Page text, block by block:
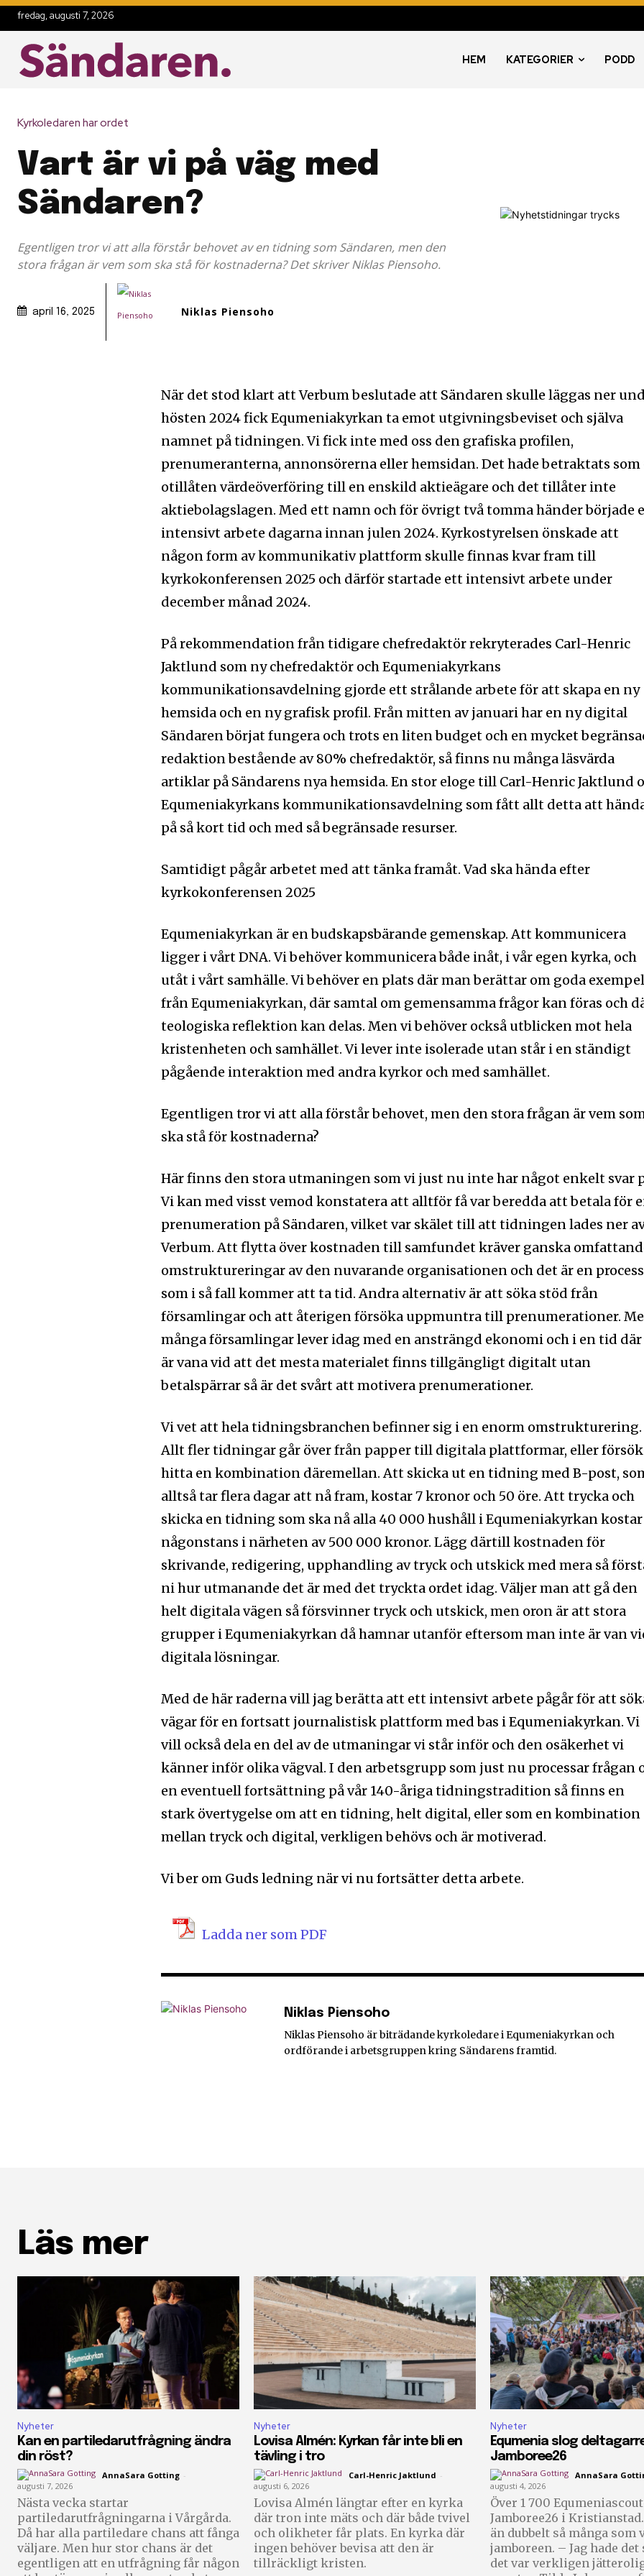
Följ Sändarens nyhetsbrev
och bli uppdaterad på det
senaste
För att prenumerera: Ange din e-postadress och klicka på
prenumerationsknappen. Oroa dig inte, vi respekterar din integritet
och kommer inte att skicka skräppost till din inkorg.
Jag
Ladda ner som PDF
fredag, augusti 7, 2026
HEM KATEGORIER PODD
Kyrkoledaren har ordet
Vart är vi på väg med
Sändaren?
Egentligen tror vi att alla förstår behovet av en tidning som Sändaren, men den
stora frågan är vem som ska stå för kostnaderna? Det skriver Niklas Piensoho.
april 16, 2025 Niklas Piensoho
När det stod klart att Verbum beslutade att Sändaren skulle läggas ner
hösten 2024 fick Equmeniakyrkan ta emot utgivningsbeviset och själva
namnet på tidningen. Vi fick inte med oss den grafiska profilen,
prenumeranterna, annonsörerna eller hemsidan. Det hade betraktats som
otillåten värdeöverföring till en enskild aktieägare och det tillåter inte
aktiebolagslagen. Med ett namn och för övrigt två tomma händer började
intensivt arbete dagarna innan julen 2024. Kyrkostyrelsen önskade att
någon form av kommunikativ plattform skulle finnas kvar fram till
kyrkokonferensen 2025 och därför startade ett intensivt arbete under
december månad 2024.
På rekommendation från tidigare chefredaktör rekryterades Carl-Henric
Jaktlund som ny chefredaktör och Equmeniakyrkans
kommunikationsavdelning gjorde ett strålande arbete för att skapa en ny
hemsida och en ny grafisk profil. Från mitten av januari har en ny digital
Sändaren börjat fungera och trots en liten budget och en mycket
redaktion bestående av 80% chefredaktör, så finns nu många läsvärda
artiklar på Sändarens nya hemsida. En stor eloge till Carl-Henric Jaktlund
Equmeniakyrkans kommunikationsavdelning som fått allt detta att
på så kort tid och med så begränsade resurser.
Samtidigt pågår arbetet med att tänka framåt. Vad ska hända efter
kyrkokonferensen 2025
Equmeniakyrkan är en budskapsbärande gemenskap. Att kommunicera
ligger i vårt DNA. Vi behöver kommunicera både inåt, i vår egen kyrka, och
utåt i vårt samhälle. Vi behöver en plats där man berättar om goda exempel
från Equmeniakyrkan, där samtal om gemensamma frågor kan föras och
teologiska reflektion kan delas. Men vi behöver också utblicken mot hela
kristenheten och samhället. Vi lever inte isolerade utan står i en ständigt
pågående interaktion med andra kyrkor och med samhället.
Egentligen tror vi att alla förstår behovet, men den stora frågan är vem
ska stå för kostnaderna?
Här finns den stora utmaningen som vi just nu inte har något enkelt svar
Vi kan med visst vemod konstatera att alltför få var beredda att betala för
prenumeration på Sändaren, vilket var skälet till att tidningen lades ner
Verbum. Att flytta över kostnaden till samfundet kräver ganska
omstruktureringar av den nuvarande organisationen och det är en process
som i så fall kommer att ta tid. Andra alternativ är att söka stöd från
församlingar och att återigen försöka uppmuntra till prenumerationer.
många församlingar lever idag med en ansträngd ekonomi och i en tid
är vana vid att det mesta materialet finns tillgängligt digitalt utan
betalspärrar så är det svårt att motivera prenumerationer.
Vi vet att hela tidningsbranchen befinner sig i en enorm omstrukturering.
Allt fler tidningar går över från papper till digitala plattformar, eller
hitta en kombination däremellan. Att skicka ut en tidning med B-post,
alltså tar flera dagar att nå fram, kostar 7 kronor och 50 öre. Att trycka och
skicka en tidning som ska nå alla 40 000 hushåll i Equmeniakyrkan kostar
någonstans i närheten av 500 000 kronor. Lägg därtill kostnaden för
skrivande, redigering, upphandling av tryck och utskick med mera så
ni hur utmanande det är med det tryckta ordet idag. Väljer man att gå den
helt digitala vägen så försvinner tryck och utskick, men oron är att stora
grupper i Equmeniakyrkan då hamnar utanför eftersom man inte är van
digitala lösningar.
Med de här raderna vill jag berätta att ett intensivt arbete pågår för att
vägar för en fortsatt journalistisk plattform med bas i Equmeniakyrkan. Vi
vill också dela en del av de utmaningar vi står inför och den osäkerhet vi
känner inför olika vägval. I den arbetsgrupp som just nu processar frågan
en eventuell fortsättning på vår 140-åriga tidningstradition så finns en
stark övertygelse om att en tidning, helt digital, eller som en kombination
mellan tryck och digital, verkligen behövs och är motiverad.
Vi ber om Guds ledning när vi nu fortsätter detta arbete.
Ladda ner som PDF
Niklas Piensoho
Niklas Piensoho är biträdande kyrkoledare i Equmeniakyrkan och
ordförande i arbetsgruppen kring Sändarens framtid.
Läs mer
Nyheter
Kan en partiledarutfrågning ändra
din röst?
AnnaSara Gotting -
augusti 7, 2026
Nästa vecka startar
partiledarutfrågningarna i Vårgårda.
Då har alla partiledare chans att fånga
väljare. Men hur stor chans är det
egentligen att en utfrågning får någon
Nyheter
Lovisa Almén: Kyrkan får inte bli en
tävling i tro
Carl-Henric Jaktlund -
augusti 6, 2026
Lovisa Almén längtar efter en kyrka
där tron inte mäts och där både tvivel
och olikheter får plats. En kyrka där
ingen behöver bevisa att den är
tillräckligt kristen.
Nyheter
Equmenia slog
Jamboree26
AnnaSara
augusti 4, 2026
Över 1 700
Jamboree26 i
än dubbelt så många som
jamboreen. – Jag hade det så bra och
det var verkligen